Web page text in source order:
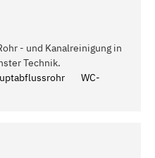
- und Kanalreinigung in
Technik.
WC-